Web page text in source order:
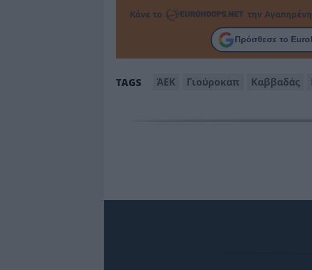
Κάνε το την
Πρόσθεσε το
TAGS ΆΕΚ Γιούροκαπ Καββαδάς